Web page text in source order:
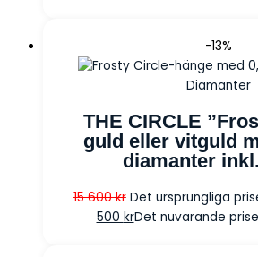
-13%
Diamanter
THE CIRCLE
guld eller vitguld
diamanter
15 600kr Det ursprungliga
500 krDet nuvarande